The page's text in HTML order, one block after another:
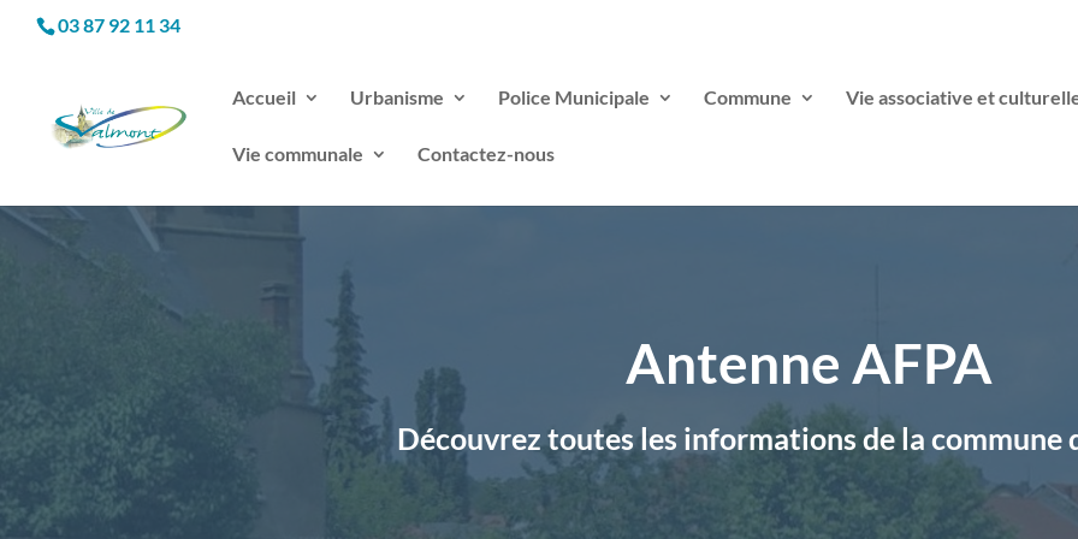
03 87 92 11 34
Accueil Urbanisme Police Municipale Commune Vie associative et
Vie communale Contactez-nous
Antenne AFPA
Découvrez toutes les informations de la commune